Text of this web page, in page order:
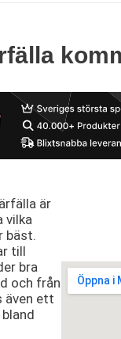
är
vilka
bäst.
till
bra
och från
även ett